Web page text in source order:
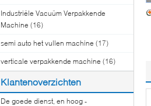
Industriële Vacuüm Verpakkende
Machine (16)
semi auto het vullen machine (17)
verticale verpakkende machine (16)
Klantenoverzichten
De goede dienst, en hoog -